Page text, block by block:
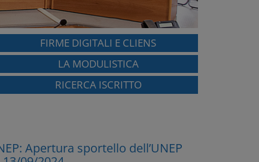
FIRME DIGITALI E CLIENS
LA MODULISTICA
RICERCA ISCRITTO
Apertura sportello dell’UNEP